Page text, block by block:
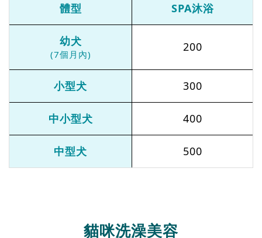
體型 SPA沐浴
幼犬
(7個月內)
200
小型犬 300
中小型犬 400
中型犬 500
貓咪洗澡美容